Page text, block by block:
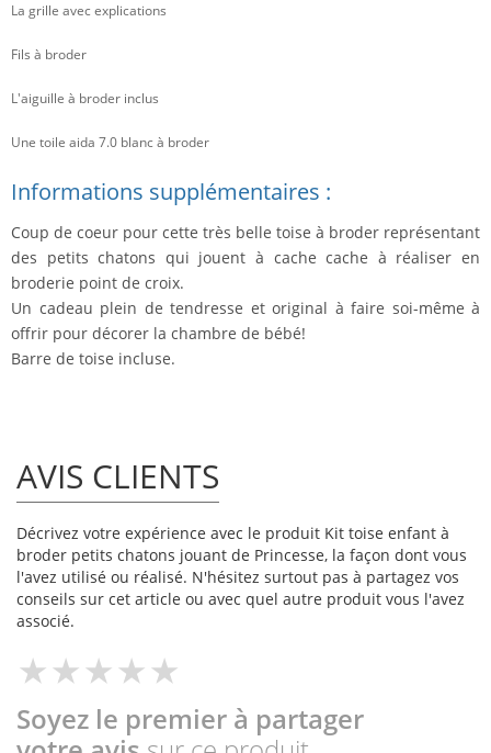
La grille avec explications
Fils à broder
L'aiguille à broder inclus
Une toile aida 7.0 blanc à broder
Informations supplémentaires :
Coup de coeur pour cette très belle toise à broder représentant
des petits chatons qui jouent à cache cache à réaliser en
broderie point de croix.
Un cadeau plein de tendresse et original à faire soi-même à
offrir pour décorer la chambre de bébé!
Barre de toise incluse.
AVIS CLIENTS
Décrivez votre expérience avec le produit Kit toise enfant à
broder petits chatons jouant de Princesse, la façon dont vous
l'avez utilisé ou réalisé. N'hésitez surtout pas à partagez vos
conseils sur cet article ou avec quel autre produit vous l'avez
associé.
Soyez le premier à partager